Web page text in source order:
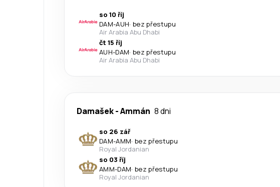
so 10 říj
DAM-AUH· bez přestupu
Air Arabia Abu Dhabi
čt 15 říj
AUH-DAM· bez přestupu
Air Arabia Abu Dhabi
Damašek-Ammán 8 dni
so 26 zář
DAM-AMM· bez přestupu
Royal Jordanian
so 03 říj
AMM-DAM· bez přestupu
Royal Jordanian